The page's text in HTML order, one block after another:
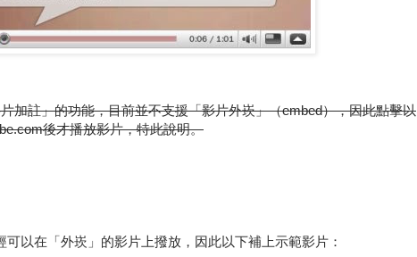
加註」的功能，目前並不支援「影片外崁」（embed），因此點擊以
後才播放影片，特此說明。
以在「外崁」的影片上撥放，因此以下補上示範影片：